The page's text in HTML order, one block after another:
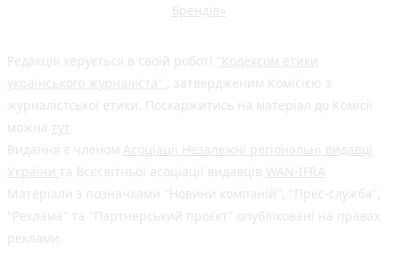
брендів»
Редакція керується в своїй роботі "Кодексом етики
українського журналіста" , затвердженим Комісією з
журналістської етики. Поскаржитись на матеріал до Комісії
можна тут
Видання є членом Асоціації Незалежні регіональні видавці
України та Всесвітньої асоціації видавців WAN-IFRA
Матеріали з позначками "Новини компаній", "Прес-служба",
"Реклама" та "Партнерський проєкт" опубліковані на правах
реклами.